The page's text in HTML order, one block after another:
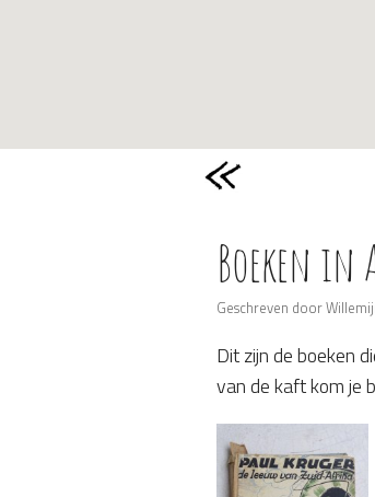
Boeken in
Geschreven door
​Dit zijn de boeken
van de kaft kom je
These are the